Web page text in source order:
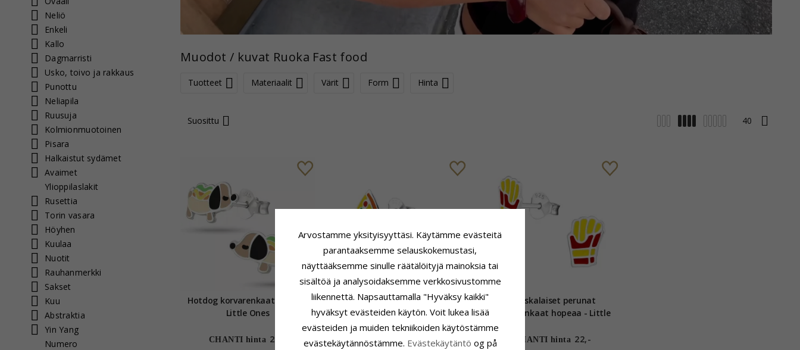
Neliö
Enkeli
Kallo
Dagmarristi
Usko, toivo ja rakkaus
Punottu
Neliapila
Ruusuja
Kolmionmuotoinen
Pisara
Halkaistut sydämet
Avaimet
Ylioppilaslakit
Rusettia
Torin vasara
Höyhen
Kuulaa
Nuotit
Rauhanmerkki
Sakset
Kuu
Abstraktia
Yin Yang
Numero
Muodot / kuvat Ruoka Fast food
Tuotteet Materiaalit Värit Form Hinta
Suosittu
Hotdog korvarenkaat hopea -
Little Ones
CHANTI hinta 25,-
Pizza korvarenkaat hopea - Little
Ones
CHANTI hinta 23,-
Ranskalaiset perunat
korvarenkaat hopeaa - Little
CHANTI hinta 22,-
Arvostamme yksityisyyttäsi. Käytämme evästeitä
parantaaksemme selauskokemustasi,
näyttääksemme sinulle räätälöityjä mainoksia tai
sisältöä ja analysoidaksemme verkkosivustomme
liikennettä. Napsauttamalla "Hyväksy kaikki"
hyväksyt evästeiden käytön. Voit lukea lisää
evästeiden ja muiden tekniikoiden käytöstämme
evästekäytännöstämme. Evästekäytäntö og på